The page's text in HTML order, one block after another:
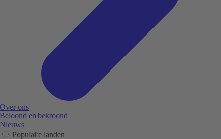
Over ons
Beloond en bekroond
Nieuws
Populaire landen